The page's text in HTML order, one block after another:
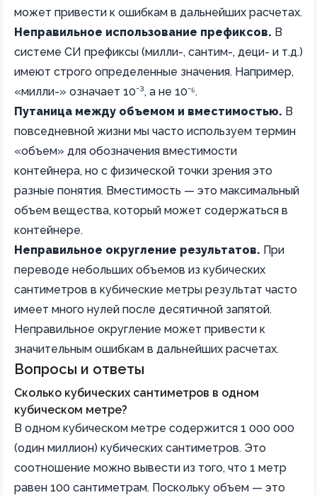
может привести к ошибкам в дальнейших расчетах.
Неправильное использование префиксов. В
системе СИ префиксы (милли-, сантим-, деци- и т.д.)
имеют строго определенные значения. Например,
«милли-» означает 10⁻³, а не 10⁻⁶.
Путаница между объемом и вместимостью. В
повседневной жизни мы часто используем термин
«объем» для обозначения вместимости
контейнера, но с физической точки зрения это
разные понятия. Вместимость — это максимальный
объем вещества, который может содержаться в
контейнере.
Неправильное округление результатов. При
переводе небольших объемов из кубических
сантиметров в кубические метры результат часто
имеет много нулей после десятичной запятой.
Неправильное округление может привести к
значительным ошибкам в дальнейших расчетах.
Вопросы и ответы
Сколько кубических сантиметров в одном
кубическом метре?
В одном кубическом метре содержится 1 000 000
(один миллион) кубических сантиметров. Это
соотношение можно вывести из того, что 1 метр
равен 100 сантиметрам. Поскольку объем — это